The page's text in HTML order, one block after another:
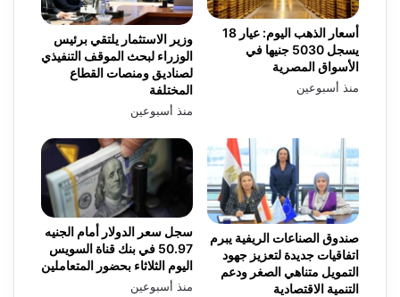
وزير الاستثمار يلتقي برئيس
الوزراء لبحث الموقف التنفيذي
لصناديق ومنصات القطاع
المختلفة
منذ أسبوعين
أسعار الذهب اليوم: عيار 18
يسجل 5030 جنيها في
الأسواق المصرية
منذ أسبوعين
سجل سعر الدولار أمام الجنيه
50.97 في بنك قناة السويس
اليوم الثلاثاء بحضور المتعاملين
منذ أسبوعين
صندوق الصناعات الريفية يبرم
اتفاقيات جديدة لتعزيز جهود
التمويل متناهي الصغر ودعم
التنمية الاقتصادية